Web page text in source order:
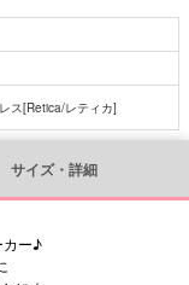
ス[Retica/レティカ]
サイズ・詳細
カー♪